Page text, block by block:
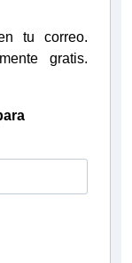
tu correo.
gratis.